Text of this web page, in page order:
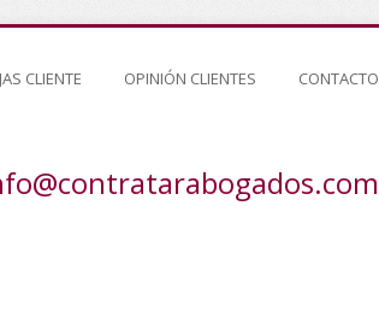
CLIENTE OPINIÓN CLIENTES CONTACTO